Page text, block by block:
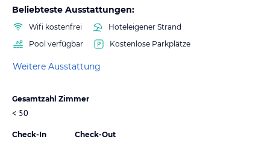
Beliebteste Ausstattungen:
Wifi kostenfrei
Hoteleigener Strand
Pool verfügbar
Kostenlose Parkplätze
Weitere Ausstattung
Gesamtzahl Zimmer
< 50
Check-In Check-Out